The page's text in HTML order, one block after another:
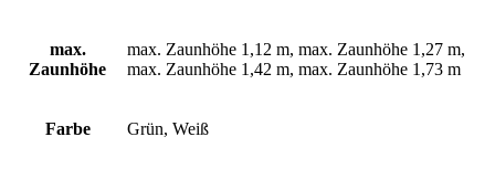
max.
Zaunhöhe
max. Zaunhöhe 1,12 m, max. Zaunhöhe 1,27 m,
max. Zaunhöhe 1,42 m, max. Zaunhöhe 1,73 m
Farbe Grün, Weiß